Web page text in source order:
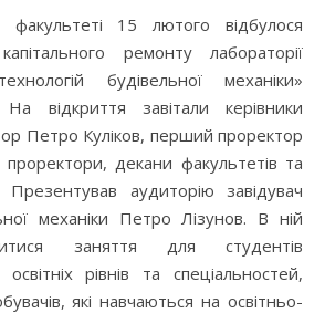
ремонту лабораторії
будівельної механіки»
відкриття завітали керівники
Петро Куліков, перший проректор
декани факультетів та
аудиторію завідувач
механіки Петро Лізунов. В ній
заняття для студентів
освітніх рівнів та спеціальностей,
які навчаються на освітньо-